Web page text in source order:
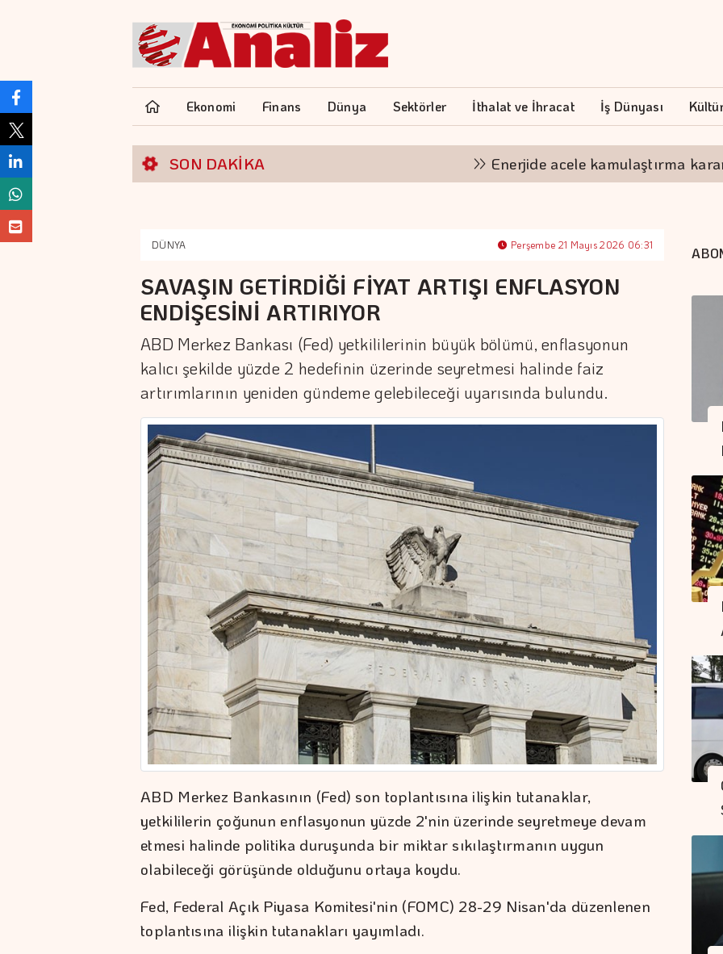
Ekonomi Finans Dünya Sektörler İthalat ve İhracat İş Dünyası
SON DAKİKA Enerjide acele kamulaştırma kararları
DÜNYA Perşembe 21 Mayıs 2026 06:31
SAVAŞIN GETİRDİĞİ FİYAT ARTIŞI ENFLASYON
ENDİŞESİNİ ARTIRIYOR
ABD Merkez Bankası (Fed) yetkililerinin büyük bölümü, enflasyonun
kalıcı şekilde yüzde 2 hedefinin üzerinde seyretmesi halinde faiz
artırımlarının yeniden gündeme gelebileceği uyarısında bulundu.
ABD Merkez Bankasının (Fed) son toplantısına ilişkin tutanaklar,
yetkililerin çoğunun enflasyonun yüzde 2'nin üzerinde seyretmeye devam
etmesi halinde politika duruşunda bir miktar sıkılaştırmanın uygun
olabileceği görüşünde olduğunu ortaya koydu.
Fed, Federal Açık Piyasa Komitesi'nin (FOMC) 28-29 Nisan'da düzenlenen
toplantısına ilişkin tutanakları yayımladı.